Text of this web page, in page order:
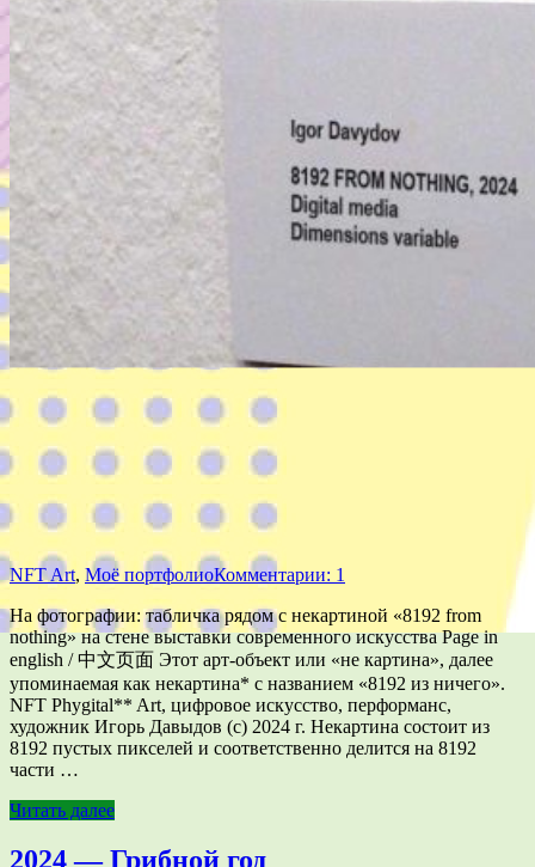
NFT Art, Моё портфолиоКомментарии: 1
На фотографии: табличка рядом с некартиной «8192 from
nothing» на стене выставки современного искусства Page in
english / 中文页面 Этот арт-объект или «не картина», далее
упоминаемая как некартина* с названием «8192 из ничего».
NFT Phygital** Art, цифровое искусство, перформанс,
художник Игорь Давыдов (с) 2024 г. Некартина состоит из
8192 пустых пикселей и соответственно делится на 8192
части …
Читать далее
2024 — Грибной год